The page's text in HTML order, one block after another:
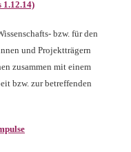
1.12.14)
bzw. für den
und Projektträgern
zusammen mit einem
bzw. zur betreffenden